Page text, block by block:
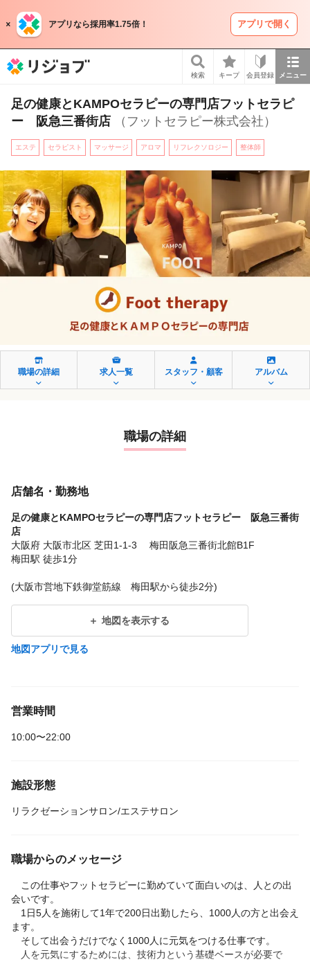
アプリなら採用率1.75倍！ アプリで開く
検索 キープ 会員登録 メニュー
足の健康とKAMPOセラピーの専門店フットセラピ
ー 阪急三番街店
（フットセラピー株式会社）
エステ セラピスト マッサージ アロマ リフレクソロジー 整体師
職場の詳細 求人一覧 スタッフ・顧客 アルバム
職場の詳細
店舗名・勤務地
足の健康とKAMPOセラピーの専門店フットセラピー 阪急三番街
店
大阪府 大阪市北区 芝田1-1-3 梅田阪急三番街北館B1F
梅田駅 徒歩1分
(大阪市営地下鉄御堂筋線 梅田駅から徒歩2分)
地図を表示する
地図アプリで見る
営業時間
10:00〜22:00
施設形態
リラクゼーションサロン/エステサロン
職場からのメッセージ
この仕事やフットセラピーに勤めていて面白いのは、人との出
会いです。
1日5人を施術して1年で200日出勤したら、1000人の方と出会え
ます。
そして出会うだけでなく1000人に元気をつける仕事です。
人を元気にするためには、技術力という基礎ベースが必要で